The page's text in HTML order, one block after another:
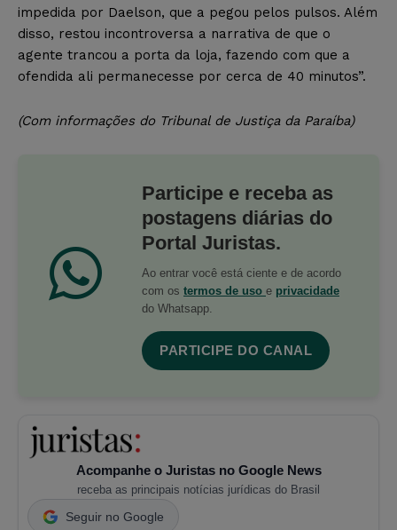
impedida por Daelson, que a pegou pelos pulsos. Além
disso, restou incontroversa a narrativa de que o
agente trancou a porta da loja, fazendo com que a
ofendida ali permanecesse por cerca de 40 minutos”.
(Com informações do Tribunal de Justiça da Paraíba)
Participe e receba as
postagens diárias do
Portal Juristas.
Ao entrar você está ciente e de acordo
com os termos de uso e privacidade
do Whatsapp.
PARTICIPE DO CANAL
Acompanhe o Juristas no Google News
receba as principais notícias jurídicas do Brasil
Seguir no Google